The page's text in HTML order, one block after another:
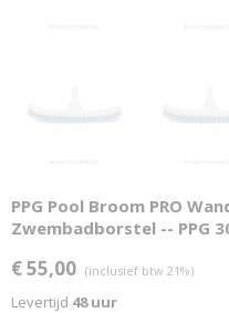
PPG Pool Broom PRO
Zwembadborstel -- PPG
€ 55,00 (inclusief btw 21%)
Levertijd 48 uur